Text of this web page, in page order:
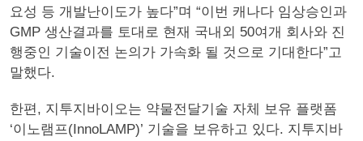
요성 등 개발난이도가 높다”며 “이번 캐나다 임상승인과
GMP 생산결과를 토대로 현재 국내외 50여개 회사와 진
행중인 기술이전 논의가 가속화 될 것으로 기대한다”고
말했다.
한편, 지투지바이오는 약물전달기술 자체 보유 플랫폼
‘이노램프(InnoLAMP)’ 기술을 보유하고 있다. 지투지바